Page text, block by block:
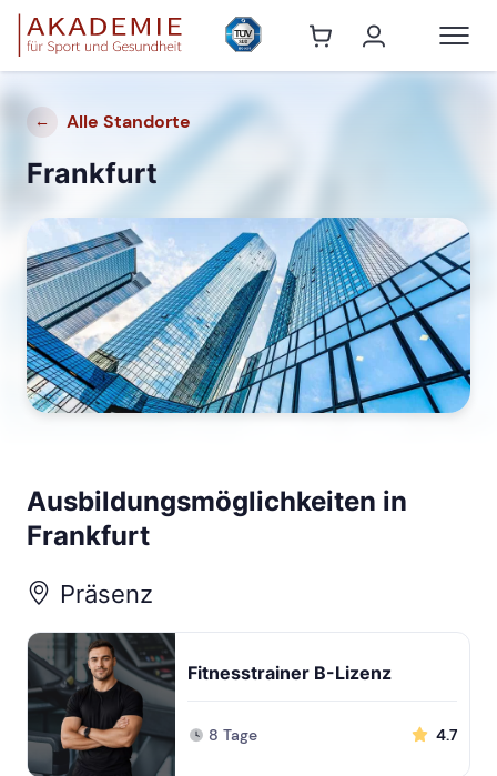
← Alle Standorte
Frankfurt
Ausbildungsmöglichkeiten in
Frankfurt
Präsenz
Fitnesstrainer B-Lizenz
8 Tage 4.7